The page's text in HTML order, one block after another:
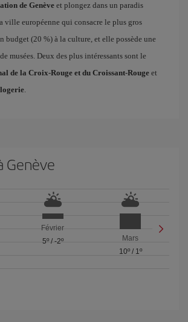
de Genève et plongez dans un paradis
ville européenne qui consacre le plus gros
budget (20 %) à la culture, et elle possède une
musées. Deux des plus intéressants sont le
de la Croix-Rouge et du Croissant-Rouge et
.
Genève
Février
5º/ -2º
Mars
10º/ 1º